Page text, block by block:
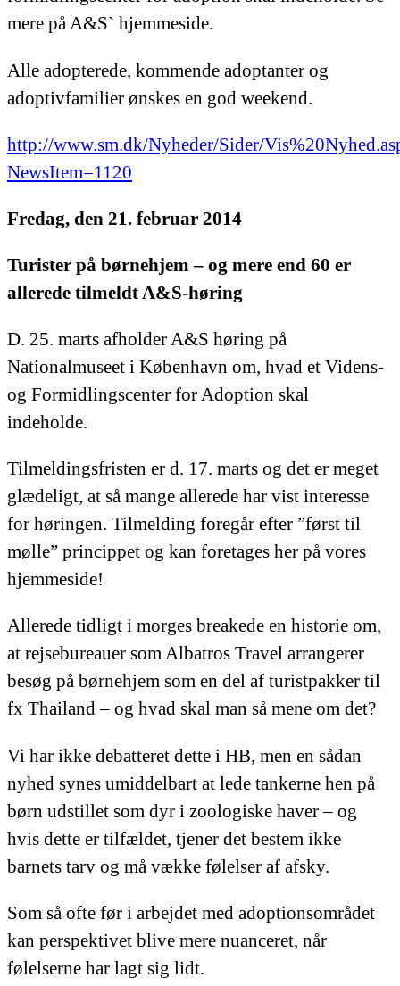
mere på A&S` hjemmeside.
Alle adopterede, kommende adoptanter og
adoptivfamilier ønskes en god weekend.
http://www.sm.dk/Nyheder/Sider/
NewsItem=1120
Fredag, den 21. februar 2014
Turister på børnehjem – og mere end 60 er
allerede tilmeldt A&S-høring
D. 25. marts afholder A&S høring på
Nationalmuseet i København om, hvad et Videns-
og Formidlingscenter for Adoption skal
indeholde.
Tilmeldingsfristen er d. 17. marts og det er meget
glædeligt, at så mange allerede har vist interesse
for høringen. Tilmelding foregår efter ”først til
mølle” princippet og kan foretages her på vores
hjemmeside!
Allerede tidligt i morges breakede en historie om,
at rejsebureauer som Albatros Travel arrangerer
besøg på børnehjem som en del af turistpakker til
fx Thailand – og hvad skal man så mene om det?
Vi har ikke debatteret dette i HB, men en sådan
nyhed synes umiddelbart at lede tankerne hen på
børn udstillet som dyr i zoologiske haver – og
hvis dette er tilfældet, tjener det bestem ikke
barnets tarv og må vække følelser af afsky.
Som så ofte før i arbejdet med adoptionsområdet
kan perspektivet blive mere nuanceret, når
følelserne har lagt sig lidt.